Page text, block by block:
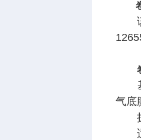
该
基
气底
扩
适